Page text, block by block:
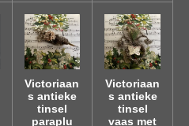
Victoriaan
s antieke
tinsel
paraplu
Victoriaan
s antieke
tinsel
vaas met